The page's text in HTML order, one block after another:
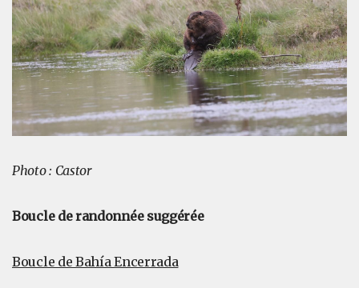
Photo : Castor
Boucle de randonnée suggérée
Boucle de Bahía Encerrada